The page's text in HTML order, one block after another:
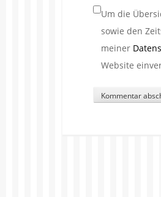
Um die
sowie den
meiner
Website